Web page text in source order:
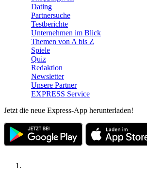
Dating
Partnersuche
Testberichte
Unternehmen im Blick
Themen von A bis Z
Spiele
Quiz
Redaktion
Newsletter
Unsere Partner
EXPRESS Service
Jetzt die neue Express-App herunterladen!